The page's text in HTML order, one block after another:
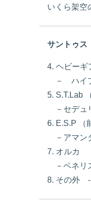
いくら架空
サントゥス
4. ヘビーギ
－ ハイプ
5. S.T.Lab
－セデュ
6. E.S.P （
－アマン
7. オルカ
－ベネリ
8. その外 -